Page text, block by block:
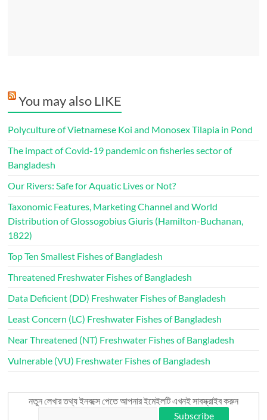
You may also LIKE
Polyculture of Vietnamese Koi and Monosex Tilapia in Pond
The impact of Covid-19 pandemic on fisheries sector of
Bangladesh
Our Rivers: Safe for Aquatic Lives or Not?
Taxonomic Features, Marketing Channel and World
Distribution of Glossogobius Giuris (Hamilton-Buchanan,
1822)
Top Ten Smallest Fishes of Bangladesh
Threatened Freshwater Fishes of Bangladesh
Data Deficient (DD) Freshwater Fishes of Bangladesh
Least Concern (LC) Freshwater Fishes of Bangladesh
Near Threatened (NT) Freshwater Fishes of Bangladesh
Vulnerable (VU) Freshwater Fishes of Bangladesh
নতুন লেখার তথ্য ইনবক্সে পেতে আপনার ইমেইলটি এখনই সাবস্ক্রাইব করুন